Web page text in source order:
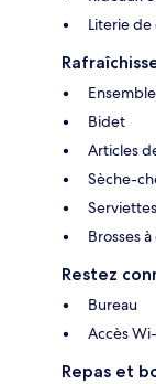
Literie
Bidet
Articles
Sèche-
Serviettes
Brosses
Restez
Bureau
Accès
Repas et